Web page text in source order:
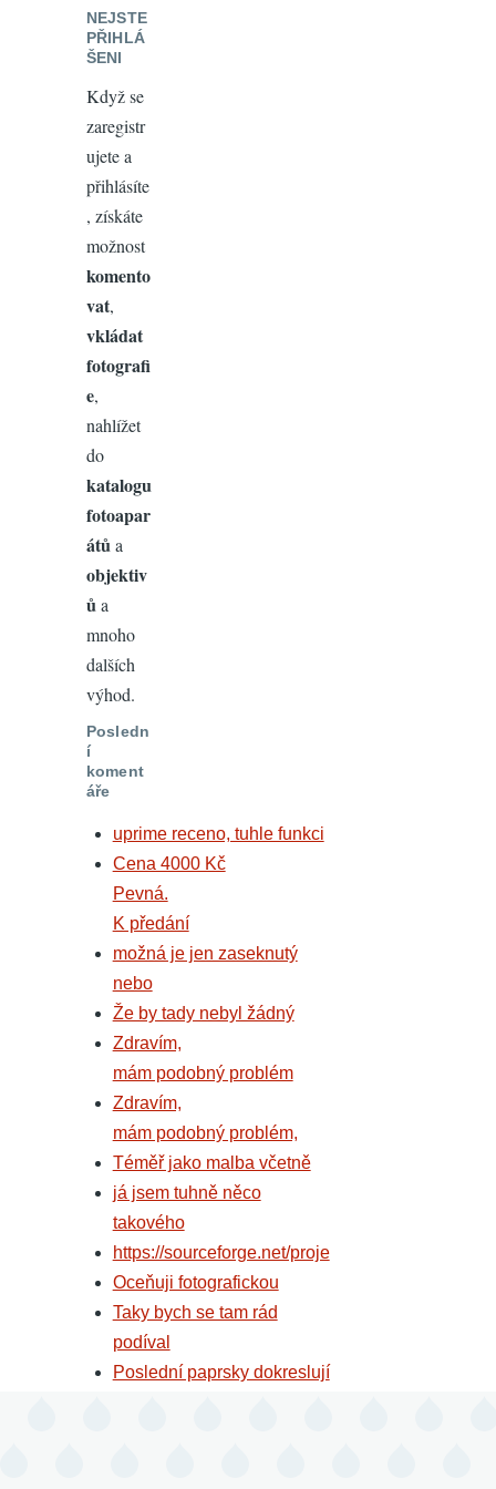
NEJSTE
PŘIHLÁ
ŠENI
Když se
zaregistr
ujete a
přihlásíte
, získáte
možnost
komento
vat,
vkládat
fotografi
e,
nahlížet
do
katalogu
fotoapar
átů a
objektiv
ů a
mnoho
dalších
výhod.
Posledn
í
koment
áře
uprime receno, tuhle funkci
Cena 4000 Kč
Pevná.
K předání
možná je jen zaseknutý
nebo
Že by tady nebyl žádný
Zdravím,
mám podobný problém
Zdravím,
mám podobný problém,
Téměř jako malba včetně
já jsem tuhně něco
takového
https://sourceforge.net/proje
Oceňuji fotografickou
Taky bych se tam rád
podíval
Poslední paprsky dokreslují